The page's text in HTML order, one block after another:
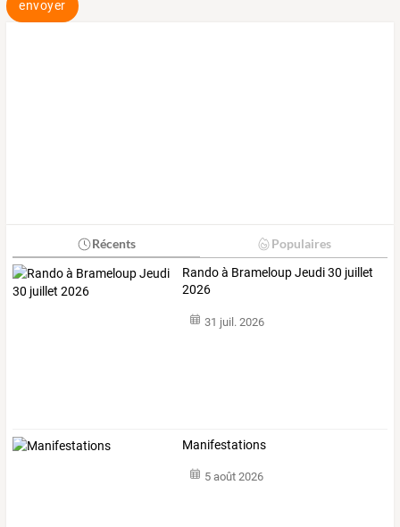
envoyer
Récents Populaires
Rando à Brameloup Jeudi 30 juillet
2026
31 juil. 2026
Manifestations
5 août 2026